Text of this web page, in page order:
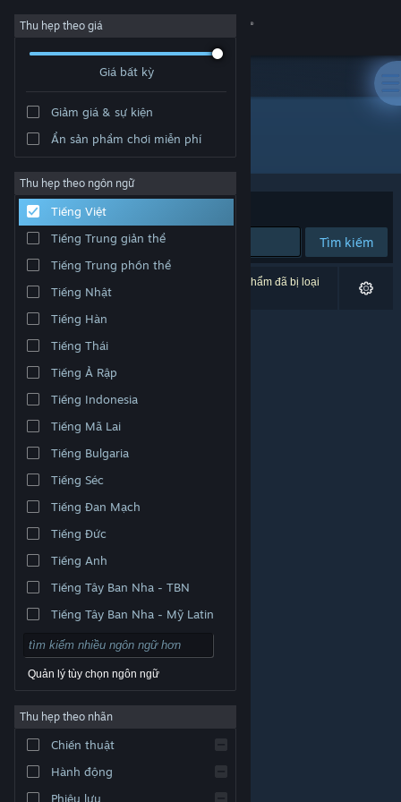
Đăng nhập
Cộng đồng
Thông tin
Hỗ trợ
Thay đổi ngôn ngữ
Cài ứng dụng Steam di động
Xem web cho desktop
thương hiệu là tài sản của chủ sở hữu tương ứng tại
Pháp lý
Hỗ trợ tiếp cận
ký Steam
|Hoàn tiền|
Thu hẹp theo giá
Giá bất kỳ
Giảm giá & sự kiện
Ẩn sản phẩm chơi miễn phí
Thu hẹp theo ngôn ngữ
Tiếng Việt
Tiếng Trung giản thể
Tiếng Trung phồn thể
Tiếng Nhật
Tiếng Hàn
Tiếng Thái
Tiếng Ả Rập
Tiếng Indonesia
Tiếng Mã Lai
Tiếng Bulgaria
Tiếng Séc
Tiếng Đan Mạch
Tiếng Đức
Tiếng Anh
Tiếng Tây Ban Nha - TBN
Tiếng Tây Ban Nha - Mỹ Latin
Quản lý tùy chọn ngôn ngữ
Thu hẹp theo nhãn
Chiến thuật
Hành động
Phiêu lưu
Nhà phát triển: AAlgar Productions
Xếp theo Độ liên quan
Tìm kiếm
0 kết quả phù hợp tìm kiếm của bạn. 2 tựa sản phẩm đã bị loại
trừ dựa trên tùy chỉnh của bạn.